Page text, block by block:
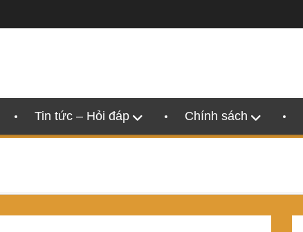
Tin tức – Hỏi đáp Chính sách